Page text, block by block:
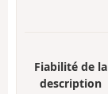
Fiabilité de la
description